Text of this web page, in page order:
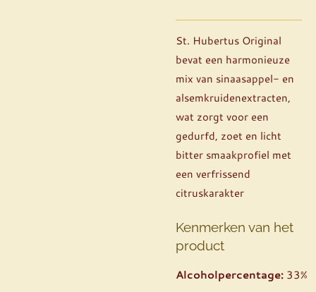
St. Hubertus Original
bevat een harmonieuze
mix van sinaasappel- en
alsemkruidenextracten,
wat zorgt voor een
gedurfd, zoet en licht
bitter smaakprofiel met
een verfrissend
citruskarakter
Kenmerken van het
product
Alcoholpercentage: 33%